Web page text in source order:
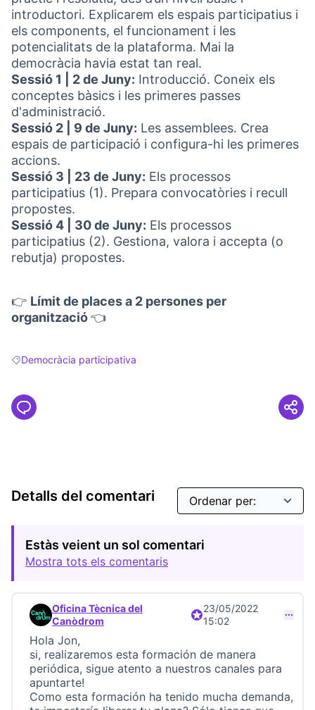
introductori. Explicarem els espais participatius i
els components, el funcionament i les
potencialitats de la plataforma. Mai la
democràcia havia estat tan real.
Sessió 1 | 2 de Juny: Introducció. Coneix els
conceptes bàsics i les primeres passes
d'administració.
Sessió 2 | 9 de Juny: Les assemblees. Crea
espais de participació i configura-hi les primeres
accions.
Sessió 3 | 23 de Juny: Els processos
participatius (1). Prepara convocatòries i recull
propostes.
Sessió 4 | 30 de Juny: Els processos
participatius (2). Gestiona, valora i accepta (o
rebutja) propostes.
👉 Límit de places a 2 persones per
organització👈
Resultats en filtrar per: Democràcia participativa
Democràcia participativa
Detalls del comentari
Estàs veient un sol comentari
Mostra tots els comentaris
Comentari 22952 (respon al comentari 22951)
Oficina Tècnica del
Canòdrom
Participant oficial
23/05/2022
15:02
Hola Jon,
si, realizaremos esta formación de manera
periódica, sigue atento a nuestros canales para
apuntarte!
Como esta formación ha tenido mucha demanda,